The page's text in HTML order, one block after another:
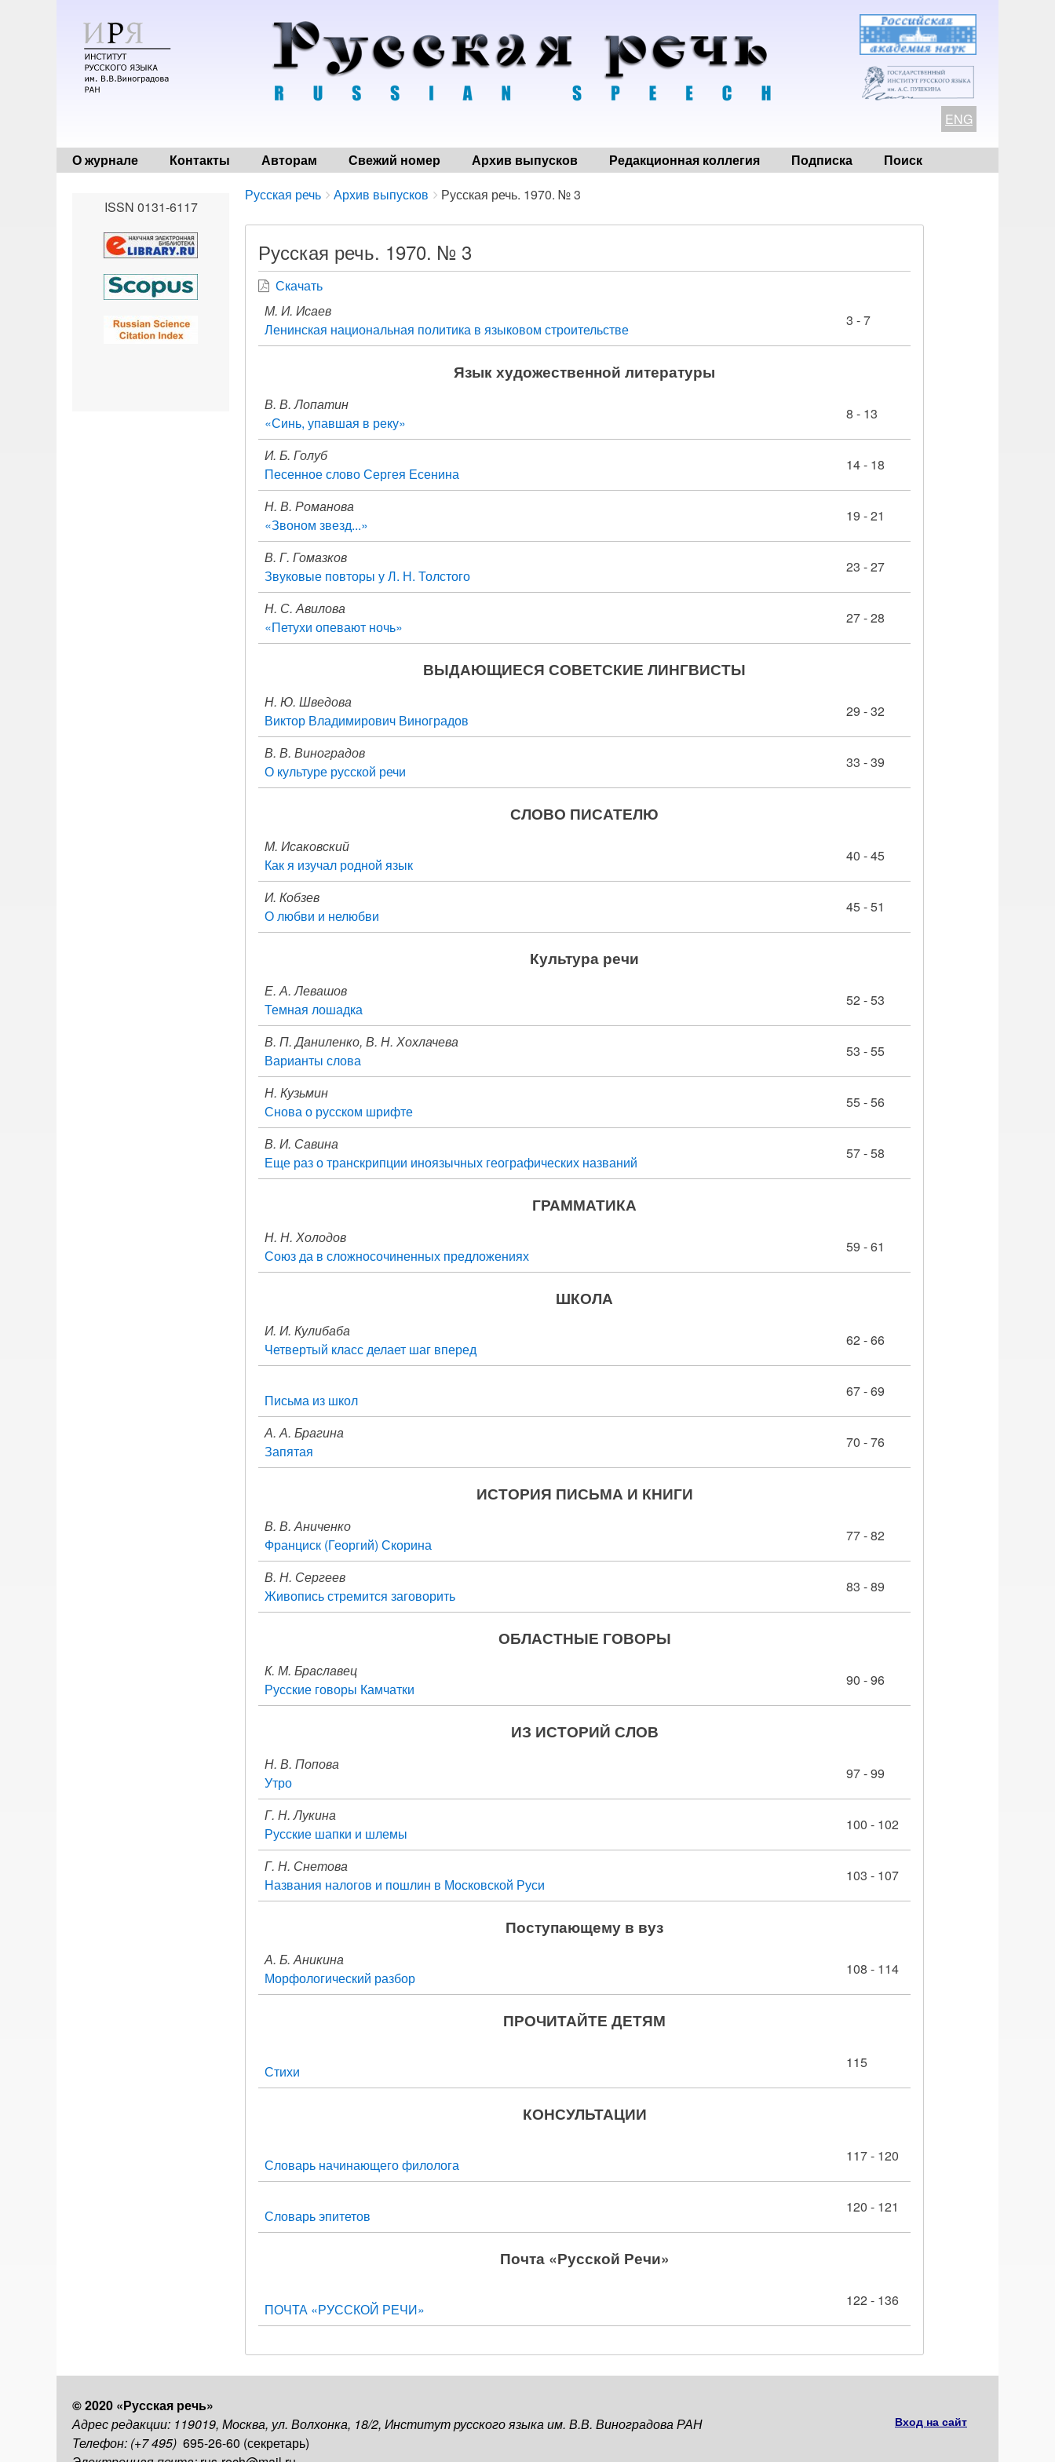
ENG
О журнале Контакты Авторам Свежий номер Архив выпусков Редакционная коллегия Подписка Поиск
Breadcrumbs
You
here:
Русская речь Архив выпусков Русская речь. 1970. № 3
Русская речь. 1970. № 3
Скачать
М. И. Исаев
Ленинская национальная политика в языковом строительстве
3 - 7
Язык художественной литературы
В. В. Лопатин
«Синь, упавшая в реку»
8 - 13
И. Б. Голуб
Песенное слово Сергея Есенина
14 - 18
Н. В. Романова
«Звоном звезд...»
19 - 21
В. Г. Гомазков
Звуковые повторы у Л. Н. Толстого
23 - 27
Н. С. Авилова
«Петухи опевают ночь»
27 - 28
ВЫДАЮЩИЕСЯ СОВЕТСКИЕ ЛИНГВИСТЫ
Н. Ю. Шведова
Виктор Владимирович Виноградов
29 - 32
В. В. Виноградов
О культуре русской речи
33 - 39
СЛОВО ПИСАТЕЛЮ
М. Исаковский
Как я изучал родной язык
40 - 45
И. Кобзев
О любви и нелюбви
45 - 51
Культура речи
Е. А. Левашов
Темная лошадка
52 - 53
В. П. Даниленко, В. Н. Хохлачева
Варианты слова
53 - 55
Н. Кузьмин
Снова о русском шрифте
55 - 56
В. И. Савина
Еще раз о транскрипции иноязычных географических названий
57 - 58
ГРАММАТИКА
Н. Н. Холодов
Союз да в сложносочиненных предложениях
59 - 61
ШКОЛА
И. И. Кулибаба
Четвертый класс делает шаг вперед
62 - 66
Письма из школ
67 - 69
А. А. Брагина
Запятая
70 - 76
ИСТОРИЯ ПИСЬМА И КНИГИ
В. В. Аниченко
Франциск (Георгий) Скорина
77 - 82
В. Н. Сергеев
Живопись стремится заговорить
83 - 89
ОБЛАСТНЫЕ ГОВОРЫ
К. М. Браславец
Русские говоры Камчатки
90 - 96
ИЗ ИСТОРИЙ СЛОВ
Н. В. Попова
Утро
97 - 99
Г. Н. Лукина
Русские шапки и шлемы
100 - 102
Г. Н. Снетова
Названия налогов и пошлин в Московской Руси
103 - 107
Поступающему в вуз
А. Б. Аникина
Морфологический разбор
108 - 114
ПРОЧИТАЙТЕ ДЕТЯМ
Стихи
115
КОНСУЛЬТАЦИИ
Словарь начинающего филолога
117 - 120
Словарь эпитетов
120 - 121
Почта «Русской Речи»
ПОЧТА «РУССКОЙ РЕЧИ»
122 - 136
ISSN 0131-6117
© 2020 «Русская речь»
Адрес редакции: 119019, Москва, ул. Волхонка, 18/2, Институт русского языка им. В.В. Виноградова РАН
Телефон: (+7 495) 695-26-60 (секретарь)
Вход на сайт